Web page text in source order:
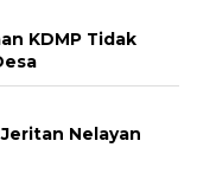
KDMP Tidak
Nelayan